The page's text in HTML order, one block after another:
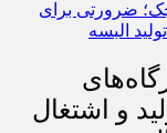
و اشتغال